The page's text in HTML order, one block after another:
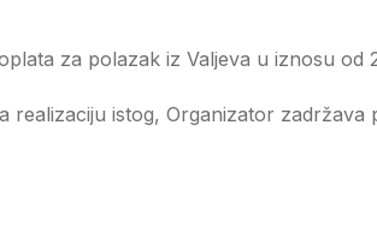
za polazak iz Valjeva u iznosu
istog, Organizator zadržava